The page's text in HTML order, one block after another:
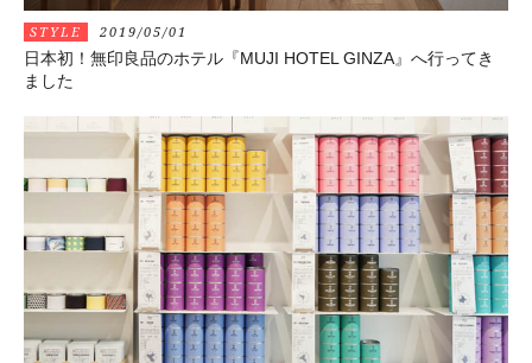
STYLE 2019/05/01
日本初！無印良品のホテル『MUJI HOTEL GINZA』へ行ってき
ました